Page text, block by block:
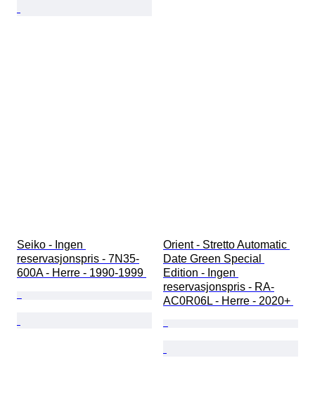
Seiko - Ingen
reservasjonspris - 7N35-
600A - Herre - 1990-1999
Orient - Stretto Automatic
Date Green Special
Edition - Ingen
reservasjonspris - RA-
AC0R06L - Herre - 2020+